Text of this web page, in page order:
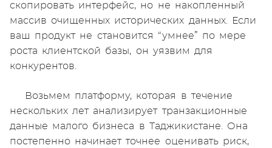
скопировать интерфейс, но не накопленный
массив очищенных исторических данных. Если
ваш продукт не становится “умнее” по мере
роста клиентской базы, он уязвим для
конкурентов.
Возьмем платформу, которая в течение
нескольких лет анализирует транзакционные
данные малого бизнеса в Таджикистане. Она
постепенно начинает точнее оценивать риск,